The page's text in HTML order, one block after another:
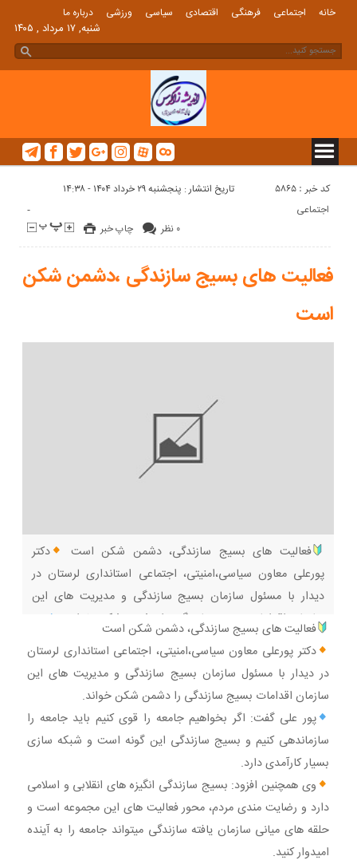
خانه اجتماعی فرهنگی اقتصادی سیاسی ورزشی درباره ما
شنبه, ۱۷ مرداد , ۱۴۰۵
کد خبر : 5865 تاریخ انتشار : پنجشنبه ۲۹ خرداد ۱۴۰۴ - ۱۴:۳۸
چاپ خبر ۰ نظر
اجتماعی -
فعالیت های بسیج سازندگی ،دشمن شکن
است
فعالیت های بسیج سازندگی، دشمن شکن است
دکتر
پورعلی معاون سیاسی،امنیتی، اجتماعی استانداری لرستان در
دیدار با مسئول سازمان بسیج سازندگی و مدیریت های این
سازمان اقدامات بسیج سازندگی را دشمن شکن خواند.
علی گفت: اگر بخواهیم جامعه را قوی کنیم باید جامعه را
سازماندهی کنیم و بسیج سازندگی این گونه است و شبکه
فعالیت های بسیج سازندگی، دشمن شکن است
دکتر پورعلی معاون سیاسی،امنیتی، اجتماعی استانداری لرستان
در دیدار با مسئول سازمان بسیج سازندگی و مدیریت های این
سازمان اقدامات بسیج سازندگی را دشمن شکن خواند.
پور علی گفت: اگر بخواهیم جامعه را قوی کنیم باید جامعه را
سازماندهی کنیم و بسیج سازندگی این گونه است و شبکه سازی
بسیار کارآمدی دارد.
وی همچنین افزود: بسیج سازندگی انگیزه های انقلابی و اسلامی
دارد و رضایت مندی مردم، محور فعالیت های این مجموعه است و
حلقه های میانی سازمان یافته سازندگی میتواند جامعه را به آینده
امیدوار کنید.